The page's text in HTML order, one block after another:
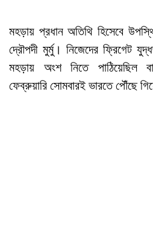
মহড়ায় প্রধান অতিথি হিসেবে
দ্রৌপদী মুর্মু। নিজেদের ফ্রিগেট
মহড়ায় অংশ নিতে পাঠিয়েছিল
ফেব্রুয়ারি সোমবারই ভারতে পৌঁছে